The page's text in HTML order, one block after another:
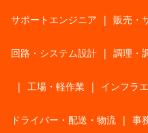
サポートエンジニア | 販売・
回路・システム設計 | 調理・
| 工場・軽作業 | インフラ
ドライバー・配送・物流 | 事